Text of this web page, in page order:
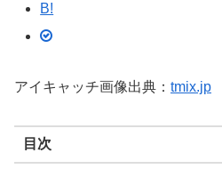
B!
アイキャッチ画像出典： tmix.jp
目次